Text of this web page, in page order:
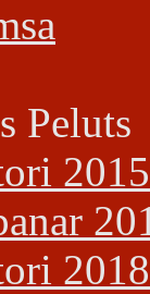
Peluts
2015
2018